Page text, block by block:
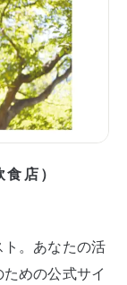
店）
。あなたの活
めの公式サイ